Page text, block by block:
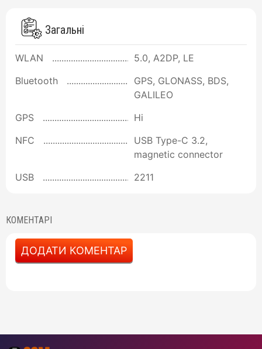
Загальні
WLAN
5.0, A2DP, LE
Bluetooth
GPS, GLONASS, BDS,
GALILEO
GPS
Ні
NFC
USB Type-C 3.2,
magnetic connector
USB
2211
КОМЕНТАРІ
ДОДАТИ КОМЕНТАР